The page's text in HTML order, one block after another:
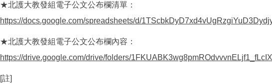
★北護大教發組電子公文公布欄清單：
https://docs.google.com/spreadsheets/d/
★北護大教發組電子公文公布欄內容：
https://drive.google.com/drive/folders/
[註]